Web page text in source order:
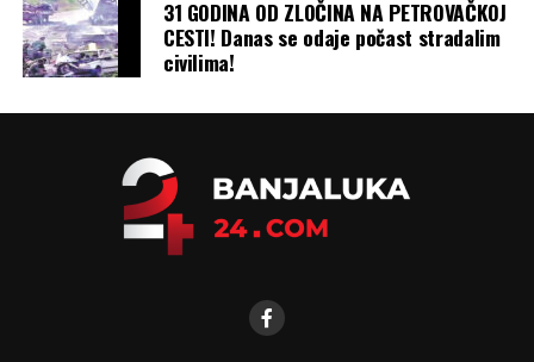
31 GODINA OD ZLOČINA NA PETROVAČKOJ
CESTI! Danas se odaje počast stradalim
civilima!